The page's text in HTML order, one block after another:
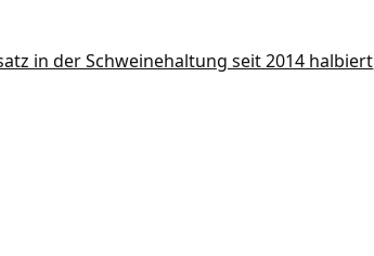
in der Schweinehaltung seit 2014 halbiert